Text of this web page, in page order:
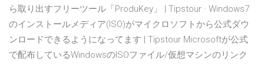
ら取り出すフリーツール「ProduKey」 | Tipstour · Windows7
のインストールメディア(ISO)がマイクロソフトから公式ダウ
ンロードできるようになってます | Tipstour Microsoftが公式
で配布しているWindowsのISOファイル/仮想マシンのリンク